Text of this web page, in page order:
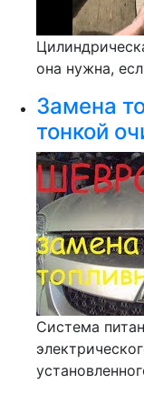
она нужна,
Замена
тонкой
Система